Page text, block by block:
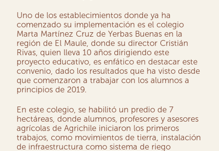
Uno de los establecimientos donde ya ha
comenzado su implementación es el colegio
Marta Martínez Cruz de Yerbas Buenas en la
región de El Maule, donde su director Cristián
Rivas, quien lleva 10 años dirigiendo este
proyecto educativo, es enfático en destacar este
convenio, dado los resultados que ha visto desde
que comenzaron a trabajar con los alumnos a
principios de 2019.
En este colegio, se habilitó un predio de 7
hectáreas, donde alumnos, profesores y asesores
agrícolas de Agrichile iniciaron los primeros
trabajos, como movimientos de tierra, instalación
de infraestructura como sistema de riego